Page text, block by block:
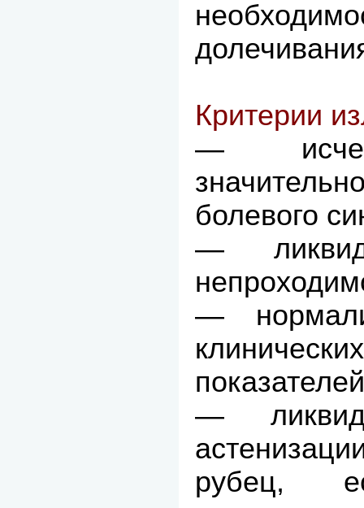
Критерии
—
болевого
—
—
—
рубец,